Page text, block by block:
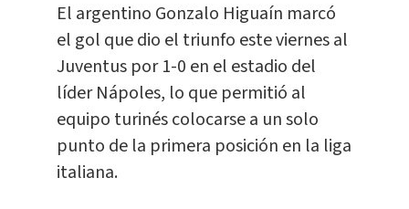
El argentino Gonzalo Higuaín marcó
el gol que dio el triunfo este viernes al
Juventus por 1-0 en el estadio del
líder Nápoles, lo que permitió al
equipo turinés colocarse a un solo
punto de la primera posición en la liga
italiana.